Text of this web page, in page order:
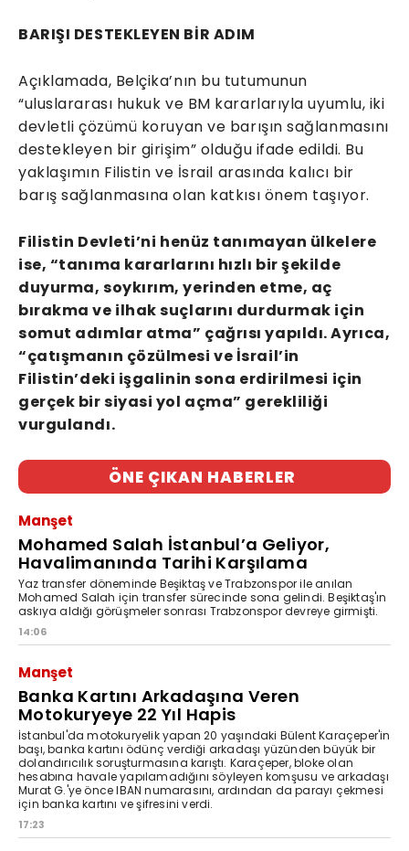
BARIŞI DESTEKLEYEN BİR ADIM
Açıklamada, Belçika’nın bu tutumunun
“uluslararası hukuk ve BM kararlarıyla uyumlu, iki
devletli çözümü koruyan ve barışın sağlanmasını
destekleyen bir girişim” olduğu ifade edildi. Bu
yaklaşımın Filistin ve İsrail arasında kalıcı bir
barış sağlanmasına olan katkısı önem taşıyor.
Filistin Devleti’ni henüz tanımayan ülkelere
ise, “tanıma kararlarını hızlı bir şekilde
duyurma, soykırım, yerinden etme, aç
bırakma ve ilhak suçlarını durdurmak için
somut adımlar atma” çağrısı yapıldı. Ayrıca,
“çatışmanın çözülmesi ve İsrail’in
Filistin’deki işgalinin sona erdirilmesi için
gerçek bir siyasi yol açma” gerekliliği
vurgulandı.
ÖNE ÇIKAN HABERLER
Manşet
Mohamed Salah İstanbul’a Geliyor,
Havalimanında Tarihi Karşılama
Yaz transfer döneminde Beşiktaş ve Trabzonspor ile anılan
Mohamed Salah için transfer sürecinde sona gelindi. Beşiktaş'ın
askıya aldığı görüşmeler sonrası Trabzonspor devreye girmişti.
14:06
Manşet
Banka Kartını Arkadaşına Veren
Motokuryeye 22 Yıl Hapis
İstanbul'da motokuryelik yapan 20 yaşındaki Bülent Karaçeper'in
başı, banka kartını ödünç verdiği arkadaşı yüzünden büyük bir
dolandırıcılık soruşturmasına karıştı. Karaçeper, bloke olan
hesabına havale yapılamadığını söyleyen komşusu ve arkadaşı
Murat G.'ye önce IBAN numarasını, ardından da parayı çekmesi
için banka kartını ve şifresini verdi.
17:23